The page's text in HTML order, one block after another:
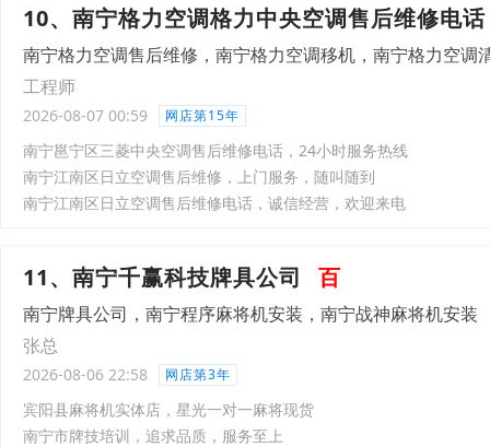
10、南宁格力空调格力中央空调售后维修电话
南宁格力空调售后维修，南宁格力空调移机，南宁格力空调
工程师
2026-08-07 00:59 网店第15年
南宁邕宁区三菱中央空调售后维修电话，24小时服务热线
南宁江南区日立空调售后维修，上门服务，随叫随到
南宁江南区日立空调售后维修电话，诚信经营，欢迎来电
11、南宁千赢科技牌具公司 百
南宁牌具公司，南宁程序麻将机安装，南宁战神麻将机安装
张总
2026-08-06 22:58 网店第3年
宾阳县麻将机实体店，星光一对一麻将现货
南宁市牌技培训，追求品质，服务至上